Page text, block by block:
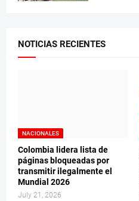
NOTICIAS RECIENTES
NACIONALES
Colombia lidera lista de
páginas bloqueadas por
transmitir ilegalmente el
Mundial 2026
July 21, 2026